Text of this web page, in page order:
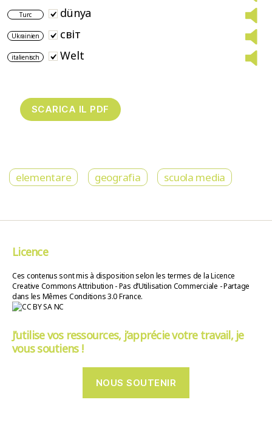
Turc dünya
Ukrainien світ
italienisch Welt
elementare geografia scuola media
Licence
Ces contenus sont mis à disposition selon les termes de la Licence
Creative Commons Attribution - Pas d’Utilisation Commerciale - Partage
dans les Mêmes Conditions 3.0 France.
J’utilise vos ressources, j’apprécie votre travail, je
vous soutiens !
NOUS SOUTENIR